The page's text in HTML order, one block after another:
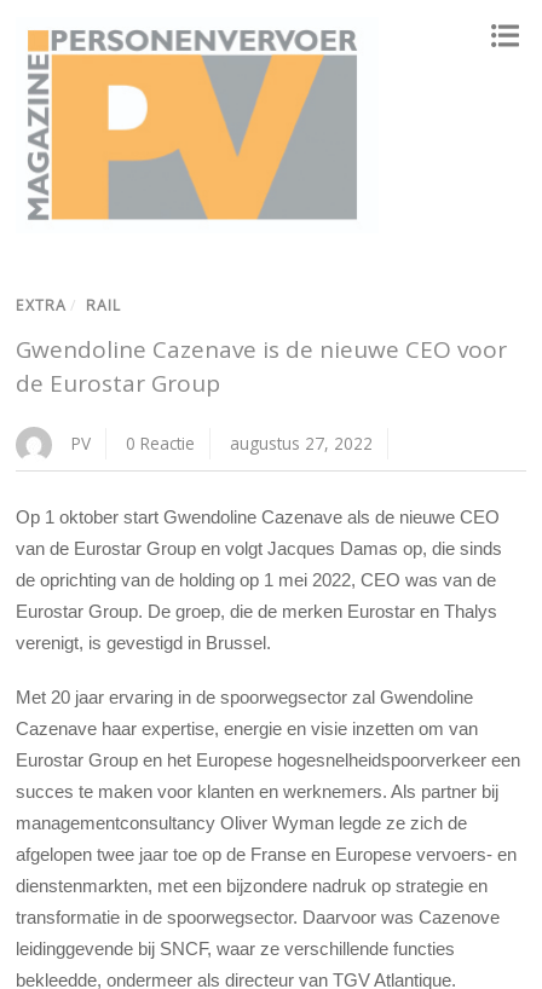
EXTRA / RAIL
Gwendoline Cazenave is de nieuwe CEO voor
de Eurostar Group
PV 0 Reactie augustus 27, 2022
Op 1 oktober start Gwendoline Cazenave als de nieuwe CEO
van de Eurostar Group en volgt Jacques Damas op, die sinds
de oprichting van de holding op 1 mei 2022, CEO was van de
Eurostar Group. De groep, die de merken Eurostar en Thalys
verenigt, is gevestigd in Brussel.
Met 20 jaar ervaring in de spoorwegsector zal Gwendoline
Cazenave haar expertise, energie en visie inzetten om van
Eurostar Group en het Europese hogesnelheidspoorverkeer een
succes te maken voor klanten en werknemers. Als partner bij
managementconsultancy Oliver Wyman legde ze zich de
afgelopen twee jaar toe op de Franse en Europese vervoers- en
dienstenmarkten, met een bijzondere nadruk op strategie en
transformatie in de spoorwegsector. Daarvoor was Cazenove
leidinggevende bij SNCF, waar ze verschillende functies
bekleedde, ondermeer als directeur van TGV Atlantique.